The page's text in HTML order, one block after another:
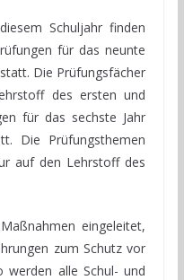
Schuljahr finden
für das neunte
Die Prüfungsfächer
des ersten und
für das sechste Jahr
Die Prüfungsthemen
auf den Lehrstoff des
eingeleitet,
zum Schutz vor
werden alle Schul- und